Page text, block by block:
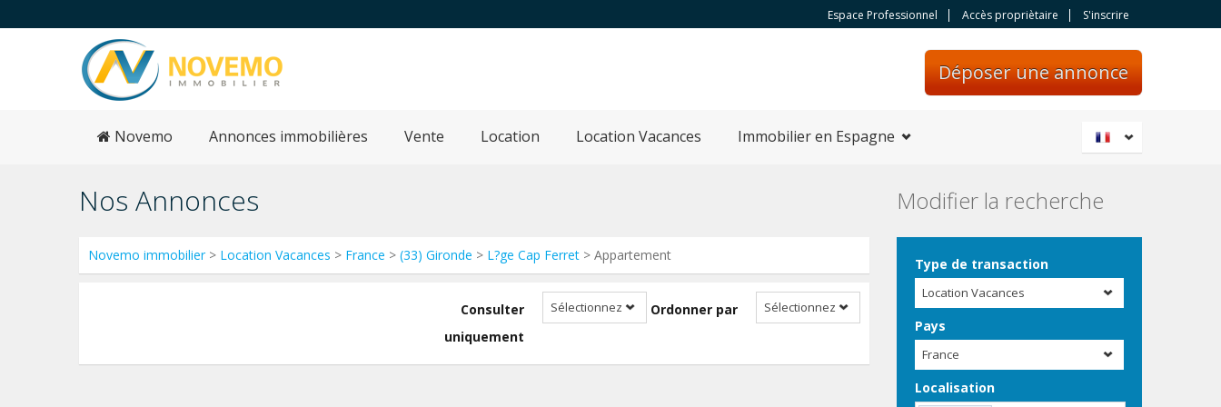
Espace Professionnel Accès propriètaire S'inscrire
Déposer une annonce
Novemo Annonces immobilières Vente Location Location Vacances Immobilier en Espagne
Nos Annonces
Novemo immobilier> Location Vacances > France > (33) Gironde > L?ge Cap Ferret > Appartement
Ordonner par Sélectionnez
Consulter
uniquement
Sélectionnez
Modifier la recherche
Type de transaction
Location Vacances
Pays
France
Localisation